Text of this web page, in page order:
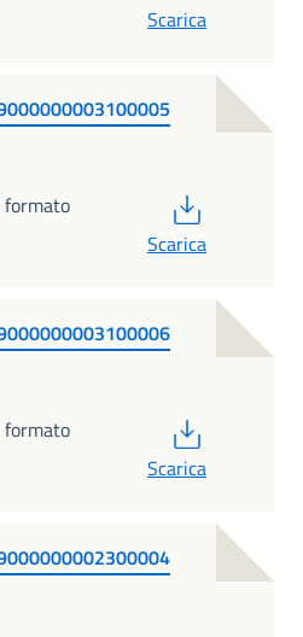
Scarica
formato
Scarica
formato
Scarica